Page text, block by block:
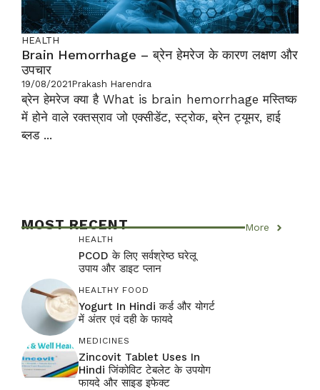
HEALTH
Brain Hemorrhage – ब्रेन हेमरेज के कारण लक्षण और
उपचार
19/08/2021Prakash Harendra
ब्रेन हेमरेज क्या है What is brain hemorrhage मस्तिष्क
में होने वाले रक्तस्राव जो एक्सीडेंट, स्ट्रोक, ब्रेन ट्यूमर, हाई
ब्लड ...
MOST RECENT More
HEALTH
PCOD के लिए सर्वश्रेष्ठ घरेलू
उपाय और डाइट प्लान
HEALTHY FOOD
Yogurt In Hindi कर्ड और योगर्ट
में अंतर एवं दही के फायदे
MEDICINES
Zincovit Tablet Uses In
Hindi जिंकोविट टेबलेट के उपयोग
फायदे और साइड इफेक्ट